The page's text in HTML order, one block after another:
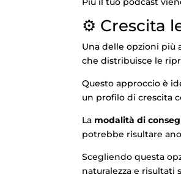
⚙️ Crescita
Una delle opzioni più
che distribuisce le
Questo approccio è
un profilo di crescita
La modalità di
potrebbe risultare
Scegliendo questa
naturalezza e risultati